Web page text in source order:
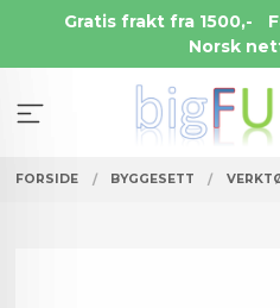
Gratis frakt fra 1500,-
Norsk
FORSIDE BYGGESETT